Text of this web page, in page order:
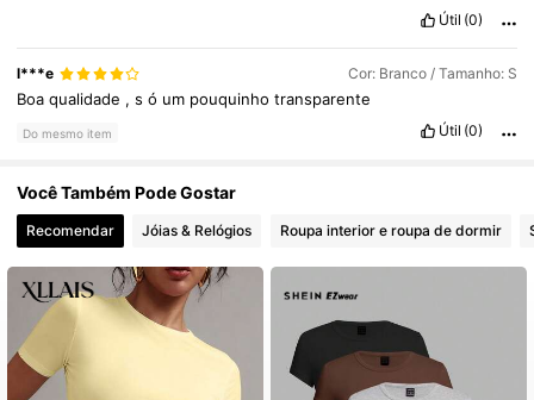
Útil (0)
l***e Cor: Branco / Tamanho: S
Boaqualidade ,só um pouquinhotransparente
Do mesmo item Útil (0)
Você Também Pode Gostar
Recomendar Jóias & Relógios Roupa interior e roupa de dormir